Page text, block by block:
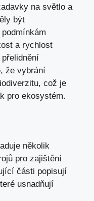
na světlo a
být
a rychlost
že vybrání
což je
pro ekosystém.
několik
pro zajištění
části popisují
usnadňují